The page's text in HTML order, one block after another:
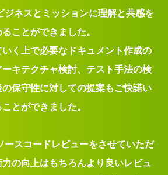
ジネスとミッションに理解と共感を
ことができました。
く上で必要なドキュメント作成の
キテクチャ検討、テスト手法の検
保守性に対しての提案もご快諾い
とができました。
ースコードレビューをさせていただ
力の向上はもちろんより良いレビュ